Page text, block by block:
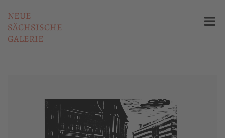
NEUE
SÄCHSISCHE
GALERIE